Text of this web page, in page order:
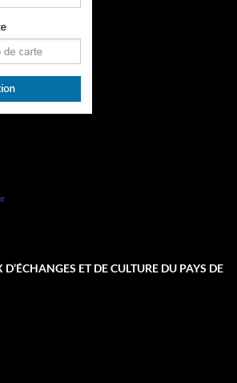
ET DE CULTURE DU PAYS DE